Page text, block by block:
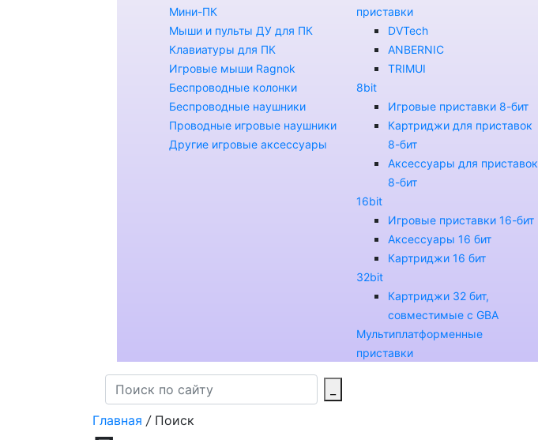
Мини-ПК
Мыши и пульты ДУ для ПК
Клавиатуры для ПК
Игровые мыши Ragnok
Беспроводные колонки
Беспроводные наушники
Проводные игровые наушники
Другие игровые аксессуары
приставки
DVTech
ANBERNIC
TRIMUI
8bit
Игровые приставки 8-бит
Картриджи для приставок
8-бит
Аксессуары для приставок
8-бит
16bit
Игровые приставки 16-бит
Аксессуары 16 бит
Картриджи 16 бит
32bit
Картриджи 32 бит,
совместимые с GBA
Мультиплатформенные
приставки
Главная / Поиск